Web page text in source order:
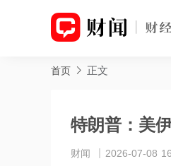
首页 正文
特朗普：美
财闻 2026-07-08